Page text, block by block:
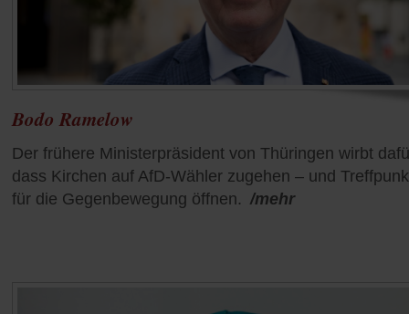
Bodo Ramelow
Der frühere Ministerpräsident von Thüringen wirbt
dass Kirchen auf AfD-Wähler zugehen – und
für die Gegenbewegung öffnen. /mehr